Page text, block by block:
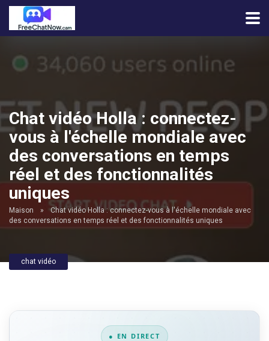
Chat vidéo Holla : connectez-
vous à l'échelle mondiale avec
des conversations en temps
réel et des fonctionnalités
uniques
Maison »
Chat vidéo Holla : connectez-vous à l'échelle mondiale avec
des conversations en temps réel et des fonctionnalités uniques
chat vidéo
● EN DIRECT